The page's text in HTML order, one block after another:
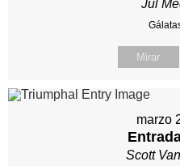
Jul
Mirar
marzo
Scott